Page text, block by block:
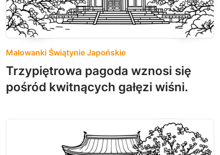
Malowanki Świątynie Japońskie
Trzypiętrowa pagoda wznosi się
pośród kwitnących gałęzi wiśni.